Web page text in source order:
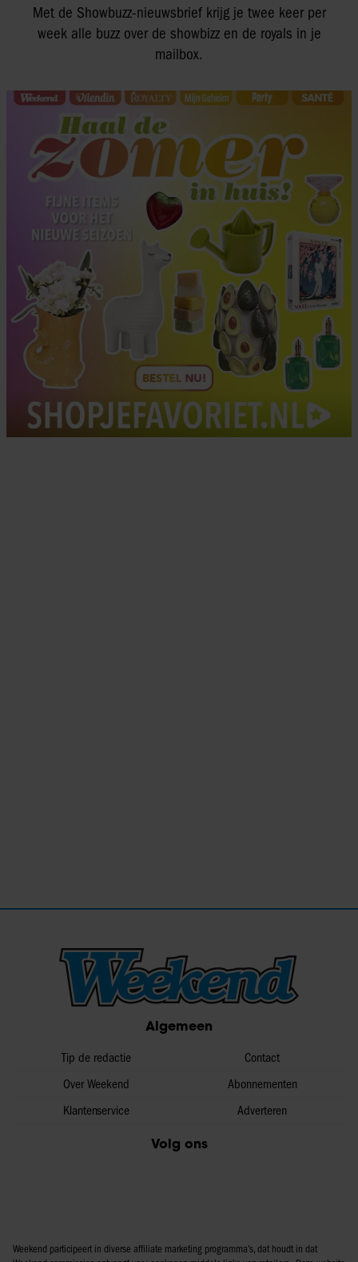
Met de Showbuzz-nieuwsbrief krijg je twee keer per
week alle buzz over de showbizz en de royals in je
mailbox.
Algemeen
Tip de redactie
Over Weekend
Klantenservice
Contact
Abonnementen
Adverteren
Volg ons
Weekend participeert in diverse affiliate marketing programma’s, dat houdt in dat